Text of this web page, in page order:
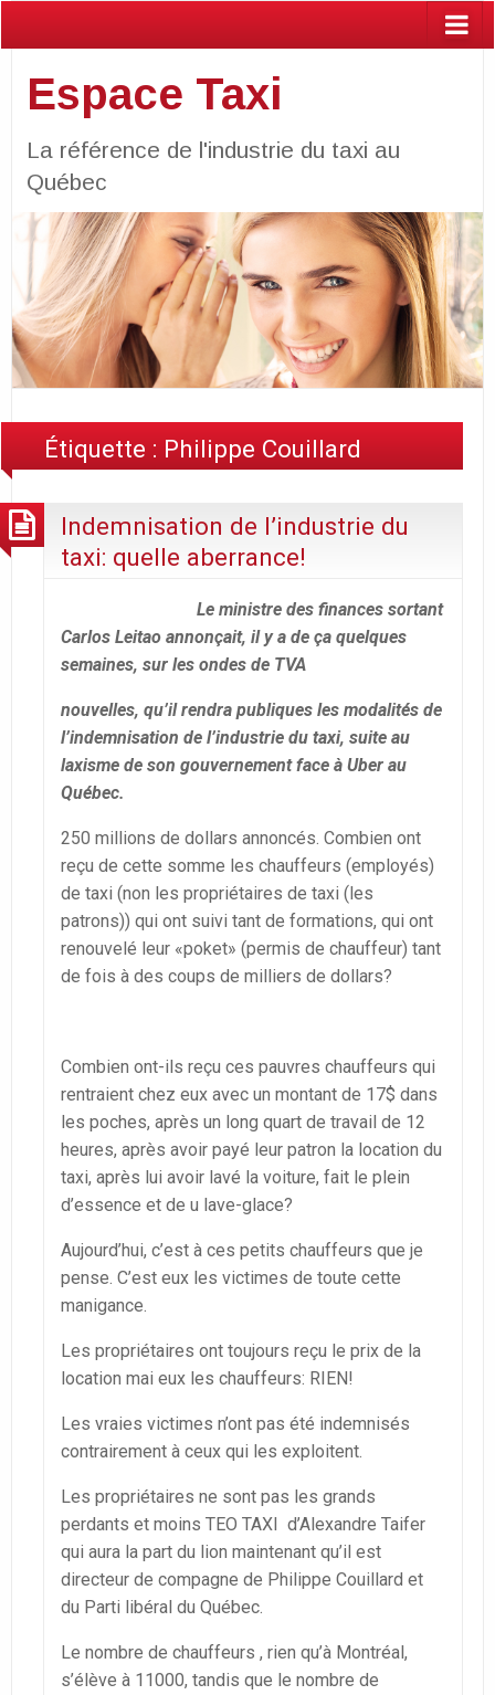
Espace Taxi
La référence de l'industrie du taxi au
Québec
Étiquette : Philippe Couillard
Indemnisation de l’industrie du
taxi: quelle aberrance!
Le ministre des finances sortant
Carlos Leitao annonçait, il y a de ça quelques
semaines, sur les ondes de TVA
nouvelles, qu’il rendra publiques les modalités de
l’indemnisation de l’industrie du taxi, suite au
laxisme de son gouvernement face à Uber au
Québec.
250 millions de dollars annoncés. Combien ont
reçu de cette somme les chauffeurs (employés)
de taxi (non les propriétaires de taxi (les
patrons)) qui ont suivi tant de formations, qui ont
renouvelé leur «poket» (permis de chauffeur) tant
de fois à des coups de milliers de dollars?
Combien ont-ils reçu ces pauvres chauffeurs qui
rentraient chez eux avec un montant de 17$ dans
les poches, après un long quart de travail de 12
heures, après avoir payé leur patron la location du
taxi, après lui avoir lavé la voiture, fait le plein
d’essence et de u lave-glace?
Aujourd’hui, c’est à ces petits chauffeurs que je
pense. C’est eux les victimes de toute cette
manigance.
Les propriétaires ont toujours reçu le prix de la
location mai eux les chauffeurs: RIEN!
Les vraies victimes n’ont pas été indemnisés
contrairement à ceux qui les exploitent.
Les propriétaires ne sont pas les grands
perdants et moins TEO TAXI d’Alexandre Taifer
qui aura la part du lion maintenant qu’il est
directeur de compagne de Philippe Couillard et
du Parti libéral du Québec.
Le nombre de chauffeurs , rien qu’à Montréal,
s’élève à 11000, tandis que le nombre de